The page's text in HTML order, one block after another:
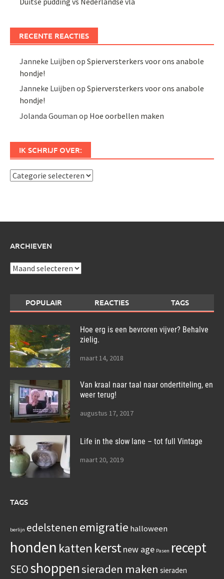
RECENTE REACTIES
Janneke Luijben opSpierversterkers voor ons anabole
hondje!
Janneke Luijben opSpierversterkers voor ons anabole
hondje!
Jolanda Gouman op Hoe oorbellen maken
IK SCHRIJF OVER:
Ik
ARCHIEVEN
Archieven
POPULAIR REACTIES TAGS
Hoe erg is een bevroren vijver? Behalve
zielig.
maart 14, 2018
Van kraal naar taal naar ondertiteling, en
weer terug!
augustus 17, 2017
Life in the slow lane – tot full Vintage
maart 20, 2019
TAGS
berlijn edelstenen emigratie halloween
honden katten kerstnew age Pasen recept
SEOshoppensieraden maken sieraden